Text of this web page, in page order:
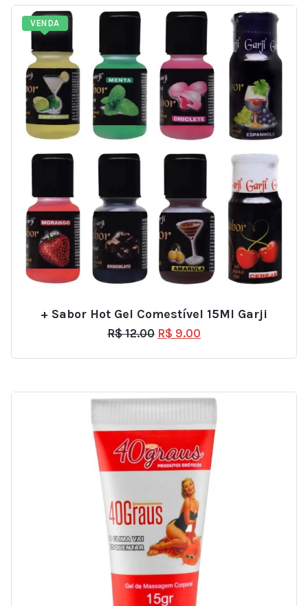
VENDA
+ Sabor Hot Gel Comestível 15Ml Garji
R$12.00 R$ 9.00